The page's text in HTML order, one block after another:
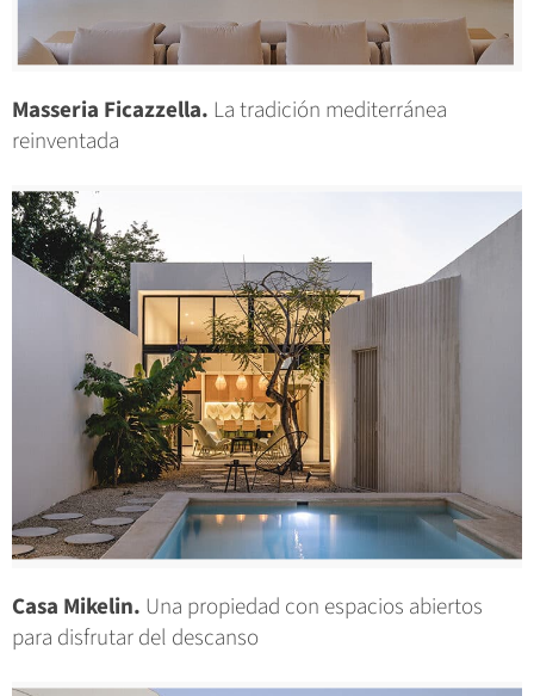
Masseria Ficazzella. La tradición mediterránea
reinventada
Casa Mikelin. Una propiedad con espacios abiertos
para disfrutar del descanso